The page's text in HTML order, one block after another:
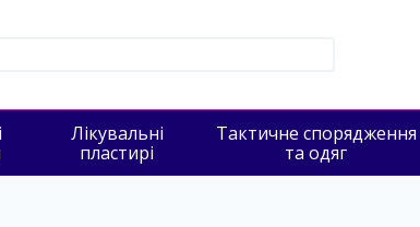
Лікувальні
пластирі
Тактичне спорядження
та одяг